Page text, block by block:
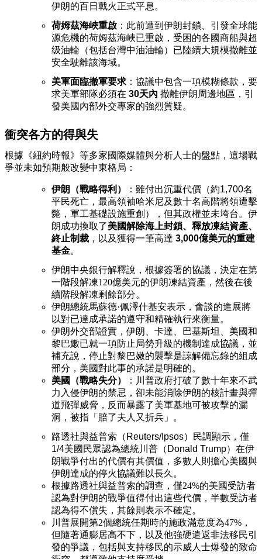
伊朗的百日戰火正式平息。
荷姆茲海峽重啟 ：此前遭到伊朗封鎖、引發全球能
源危機的荷姆茲海峽已重啟，受困的各國商船與超
级油輪（包括台灣中油油輪）已陸續大規模撤離並
安全駛離該海域。
美軍面臨撤軍要求 ：協議中包含一項模糊條款，要
求美軍部隊必須在 30天內 撤離伊朗周邊地區，引
發美國內部外交專家的強烈質疑。
衝突各方的得與失
根據《紐約時報》等多家國際媒體與分析人士的盤點，這場戰
爭並未如預期般改變中東格局：
伊朗（戰略得利）
：雖付出沉重代價（約1,700名
平民死亡，最高領袖哈米尼及數十名高階將領遭擊
斃，軍工基礎設施重創），但其政權並未垮台。伊
朗成功換取了美國解除海上封鎖、釋放凍結資產、
終止制裁 ，以及獲得一筆高達 3,000億美元的重建
基金。
伊朗中央銀行解釋說，根據簽署的協議，決定在第
一階段解凍120億美元的伊朗凍結資產，然後在後
續階段解凍剩餘部分。
伊朗總統馬蘇德·佩澤什基安表示，會談的進展將
以對已達成承諾的遵守和精確執行來衡量。
伊朗外交部證實，伊朗、卡達、巴基斯坦、美國和
黎巴嫩已就一項防止局勢升級的機制達成協議，並
補充說，停止對黎巴嫩的襲擊是諒解備忘錄的組成
部分，美國對此事的承諾是明確的。
美國（戰略失分）
：川普政府打破了數十年來不武
力入侵伊朗的禁忌，卻未能消除伊朗的核計畫與彈
道飛彈威脅，反而暴露了美軍基地可被攻擊的漏
洞，被指「賠了夫人又折兵」。
路透社與益普索（Reuters/Ipsos）民調顯示，僅
1/4美國民眾認為總統川普（Donald Trump）在伊
朗戰爭付出的代價有其價值，多數人則擔心美國與
伊朗達成的停火協議難以長久。
根據路透社與益普索的調查，僅24%的美國受訪者
認為對伊朗的戰爭值得付出這些代價，半數受訪者
認為得不償失，其餘則表示不確定。
川普展開第2個總統任期時的施政滿意度為47%，
但隨著通膨居高不下，以及他強硬遣返非法移民引
發的爭議，包括與支持移民的示威人士爆發的致命